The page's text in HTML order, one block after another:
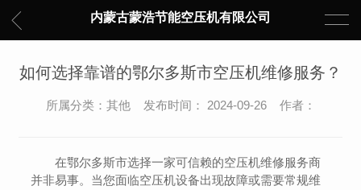
内蒙古蒙浩节能空压机有限公司
如何选择靠谱的鄂尔多斯市空压机维修服务？
所属分类：其他 发布时间： 2024-09-26 作者：
在鄂尔多斯市选择一家可信赖的空压机维修服务商
并非易事。当您面临空压机设备出现故障或需要常规维